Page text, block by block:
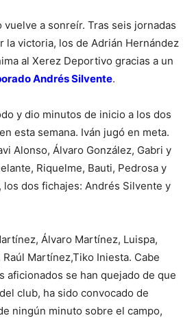
vuelve a sonreír. Tras seis jornadas
la victoria, los de Adrián Hernández
al Xerez Deportivo gracias a un
Andrés Silvente.
y dio minutos de inicio a los dos
esta semana. Iván jugó en meta.
Alonso, Álvaro González, Gabri y
Riquelme, Bauti, Pedrosa y
los dos fichajes: Andrés Silvente y
Álvaro Martínez, Luispa,
Martínez,Tiko Iniesta. Cabe
aficionados se han quejado de que
club, ha sido convocado de
ningún minuto sobre el campo,